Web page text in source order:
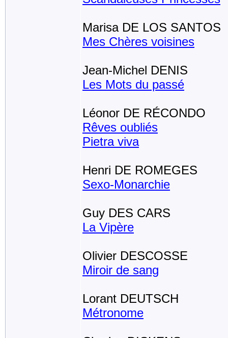
Marisa DE LOS SANTOS
Mes Chères voisines
Jean-Michel DENIS
Les Mots du passé
Léonor DE RÉCONDO
Rêves oubliés
Pietra viva
Henri DE ROMEGES
Sexo-Monarchie
Guy DES CARS
La Vipère
Olivier DESCOSSE
Miroir de sang
Lorant DEUTSCH
Métronome